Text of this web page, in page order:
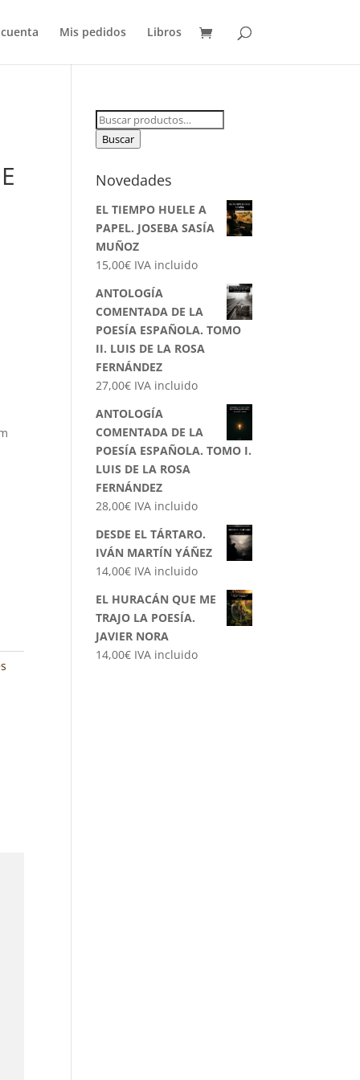
Mis pedidos Libros
Buscar
por:
Buscar
Novedades
EL TIEMPO HUELE A
PAPEL. JOSEBA SASÍA
MUÑOZ
15,00€ IVA incluido
ANTOLOGÍA
COMENTADA DE LA
POESÍA ESPAÑOLA. TOMO
II. LUIS DE LA ROSA
FERNÁNDEZ
27,00€ IVA incluido
ANTOLOGÍA
COMENTADA DE LA
POESÍA ESPAÑOLA. TOMO I.
LUIS DE LA ROSA
FERNÁNDEZ
28,00€ IVA incluido
DESDE EL TÁRTARO.
IVÁN MARTÍN YÁÑEZ
14,00€ IVA incluido
EL HURACÁN QUE ME
TRAJO LA POESÍA.
JAVIER NORA
14,00€ IVA incluido